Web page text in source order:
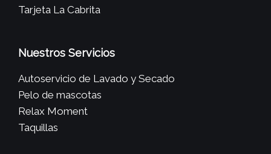
Tarjeta La Cabrita
Nuestros Servicios
Autoservicio de Lavado y Secado
Pelo de mascotas
Relax Moment
Taquillas